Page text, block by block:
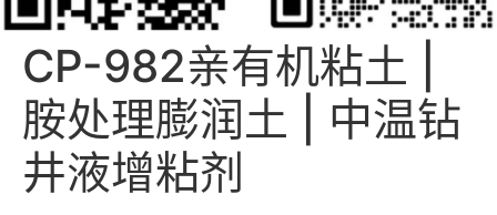
CP-982亲有机粘土 |
胺处理膨润土 | 中温钻
井液增粘剂